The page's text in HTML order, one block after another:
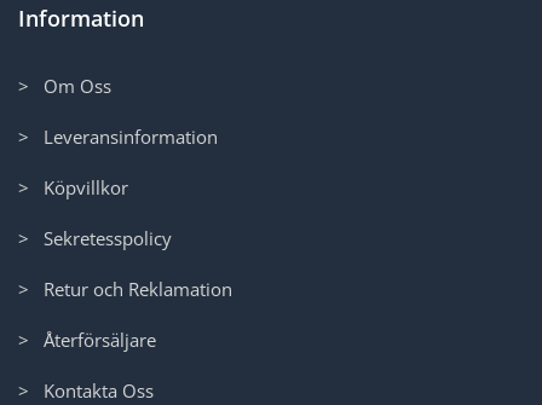
Information
> Om Oss
> Leveransinformation
> Köpvillkor
> Sekretesspolicy
> Retur och Reklamation
> Återförsäljare
> Kontakta Oss